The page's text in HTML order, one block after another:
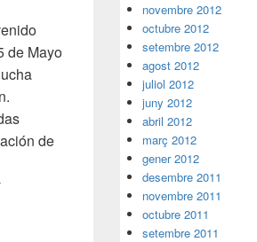
de Mayo
de
novembre 2012
octubre 2012
setembre 2012
agost 2012
juliol 2012
juny 2012
abril 2012
març 2012
gener 2012
desembre 2011
novembre 2011
octubre 2011
setembre 2011